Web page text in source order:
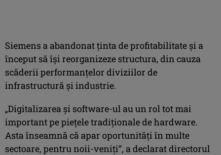
Siemens a abandonat ţinta de profitabilitate şi a
început să îşi reorganizeze structura, din cauza
scăderii performanţelor diviziilor de
infrastructură şi industrie.
„Digitalizarea şi software-ul au un rol tot mai
important pe pieţele tradiţionale de hardware.
Asta înseamnă că apar oportunităţi în multe
sectoare, pentru noii-veniţi”, a declarat directorul